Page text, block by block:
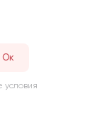
условия